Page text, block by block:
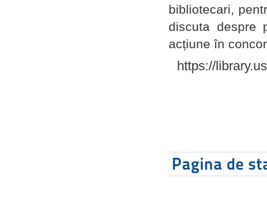
bibliotecari,
discuta despre
acțiune în
https://
Pagina de